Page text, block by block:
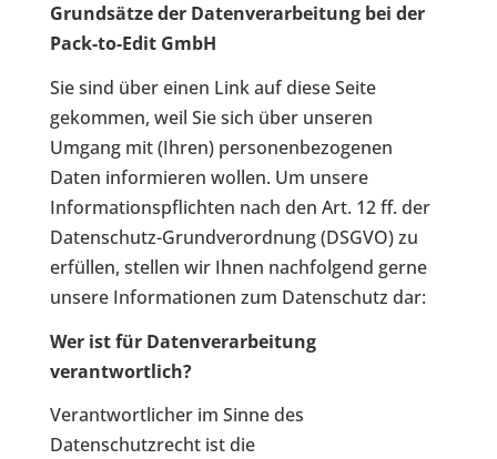
Grundsätze der Datenverarbeitung bei der
Pack-to-Edit GmbH
Sie sind über einen Link auf diese Seite
gekommen, weil Sie sich über unseren
Umgang mit (Ihren) personenbezogenen
Daten informieren wollen. Um unsere
Informationspflichten nach den Art. 12 ff. der
Datenschutz-Grundverordnung (DSGVO) zu
erfüllen, stellen wir Ihnen nachfolgend gerne
unsere Informationen zum Datenschutz dar:
Wer ist für Datenverarbeitung
verantwortlich?
Verantwortlicher im Sinne des
Datenschutzrecht ist die